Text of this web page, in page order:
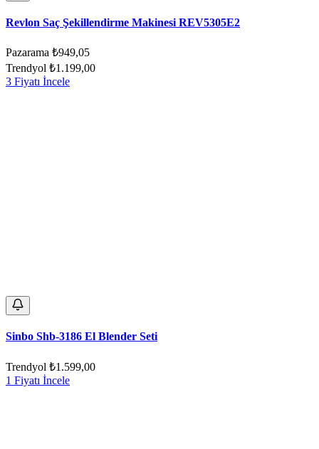
Revlon Saç Şekillendirme Makinesi REV5305E2
Pazarama ₺949,05
Trendyol ₺1.199,00
3 Fiyatı İncele
Sinbo Shb-3186 El Blender Seti
Trendyol ₺1.599,00
1 Fiyatı İncele